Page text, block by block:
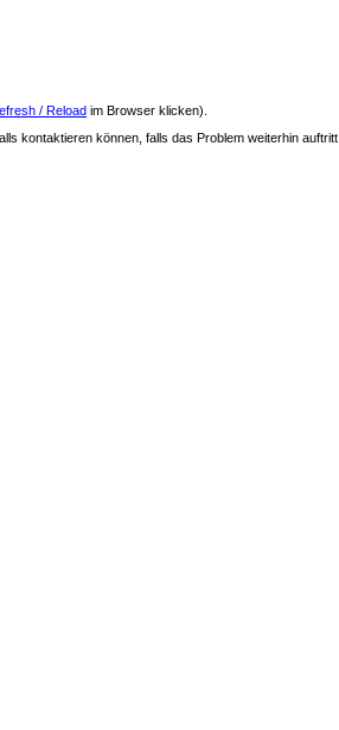
/ Reload im Browser klicken).
kontaktieren können, falls das Problem weiterhin auftritt.